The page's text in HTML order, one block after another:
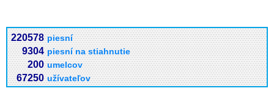
220578 piesní
9304 piesní na stiahnutie
200 umelcov
67250 užívateľov